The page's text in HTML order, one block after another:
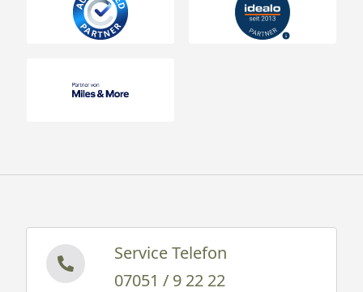
Service Telefon
07051 / 9 22 22